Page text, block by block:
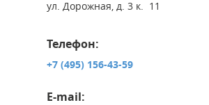
ул. Дорожная, д. 3 к. 11
Телефон:
+7 (495) 156-43-59
E-mail: